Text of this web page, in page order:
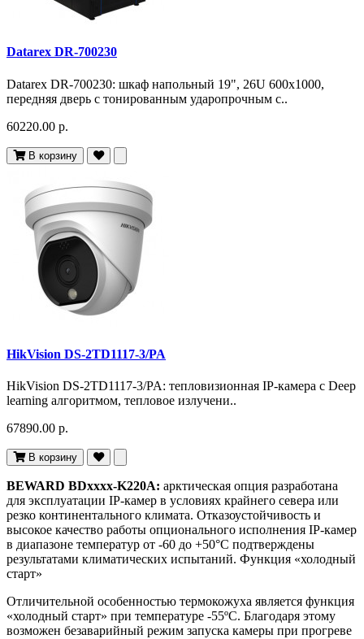
Datarex DR-700230
Datarex DR-700230: шкаф напольный 19", 26U 600х1000,
передняя дверь с тонированным ударопрочным с..
60220.00 р.
В корзину
HikVision DS-2TD1117-3/PA
HikVision DS-2TD1117-3/PA: тепловизионная IP-камера с Deep
learning алгоритмом, тепловое излучени..
67890.00 р.
В корзину
BEWARD BDxxxx-K220A: арктическая опция разработана
для эксплуатации IP-камер в условиях крайнего севера или
резко континентального климата. Отказоустойчивость и
высокое качество работы опционального исполнения IP-камер
в диапазоне температур от -60 до +50°С подтверждены
результатами климатических испытаний. Функция «холодный
старт»
Отличительной особенностью термокожуха является функция
«холодный старт» при температуре -55ºС. Благодаря этому
возможен безаварийный режим запуска камеры при прогреве